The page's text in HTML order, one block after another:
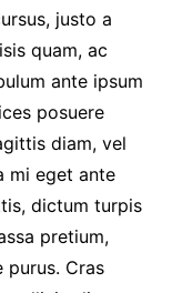
justo a
quam, ac
ante ipsum
posuere
diam, vel
mi eget ante
dictum turpis
pretium,
purus. Cras